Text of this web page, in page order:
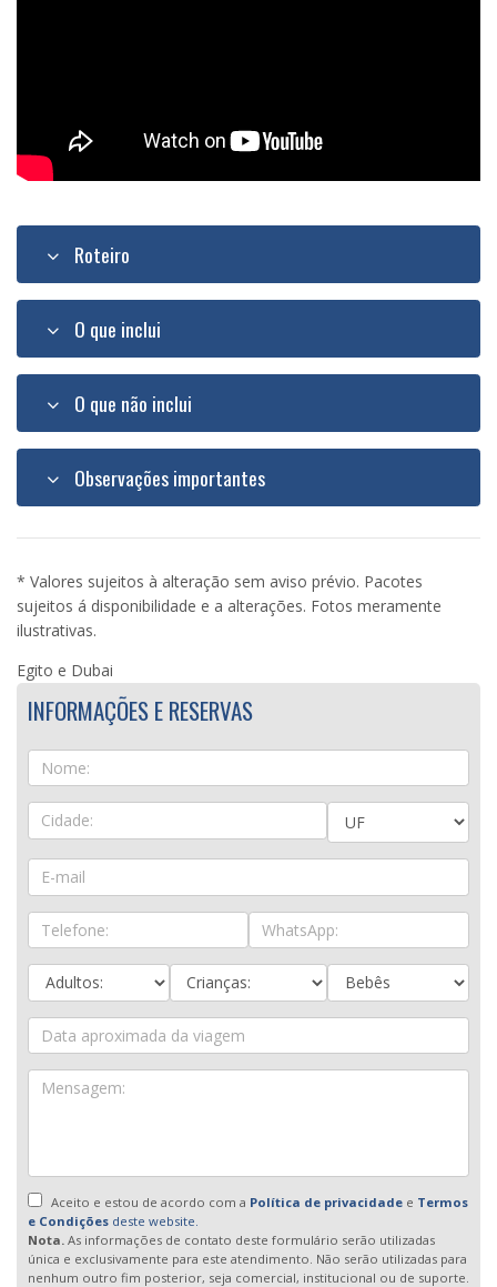
Roteiro
O que inclui
O que não inclui
Observações importantes
* Valores sujeitos à alteração sem aviso prévio. Pacotes
sujeitos á disponibilidade e a alterações. Fotos meramente
ilustrativas.
Egito e Dubai
INFORMAÇÕES E RESERVAS
Aceito e estou de acordo com a Política de privacidadee Termos
e Condições deste website.
Nota. As informações de contato deste formulário serão utilizadas
única e exclusivamente para este atendimento. Não serão utilizadas para
nenhum outro fim posterior, seja comercial, institucional ou de suporte.